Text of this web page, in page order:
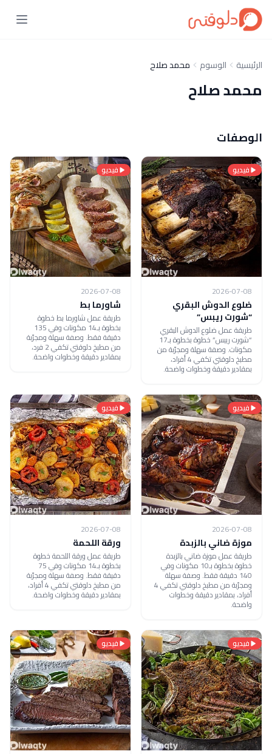
الرئيسية الوسوم محمد صلاح
محمد صلاح
الوصفات
فيديو
2026-07-08
ضلوع الدوش البقري
“شورت ريبس”
طريقة عمل ضلوع الدوش البقري
“شورت ريبس” خطوة بخطوة بـ17
مكونات. وصفة سهلة ومجرّبة من
مطبخ دلوقتي تكفي 4 أفراد،
بمقادير دقيقة وخطوات واضحة.
فيديو
2026-07-08
شاورما بط
طريقة عمل شاورما بط خطوة
بخطوة بـ14 مكونات وفي 135
دقيقة فقط. وصفة سهلة ومجرّبة
من مطبخ دلوقتي تكفي 2 فرد،
بمقادير دقيقة وخطوات واضحة.
فيديو
2026-07-08
موزة ضاني بالزبدة
طريقة عمل موزة ضاني بالزبدة
خطوة بخطوة بـ10 مكونات وفي
140 دقيقة فقط. وصفة سهلة
ومجرّبة من مطبخ دلوقتي تكفي 4
أفراد، بمقادير دقيقة وخطوات
واضحة.
فيديو
2026-07-08
ورقة اللحمة
طريقة عمل ورقة اللحمة خطوة
بخطوة بـ14 مكونات وفي 75
دقيقة فقط. وصفة سهلة ومجرّبة
من مطبخ دلوقتي تكفي 4 أفراد،
بمقادير دقيقة وخطوات واضحة.
فيديو فيديو